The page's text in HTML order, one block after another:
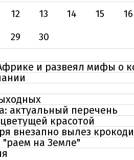
12 13 14 15 16
29 30
и развеял мифы о
актуальный перечень
красотой
внезапно вылез
на Земле"